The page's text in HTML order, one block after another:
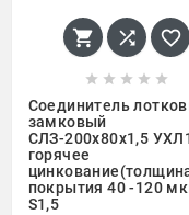
  
    
Соединитель
замковый
СЛЗ-200х80х1,5
горячее
покрытия 40 -120
S1,5